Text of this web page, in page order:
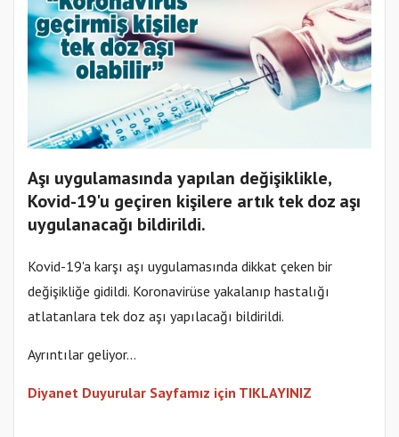
Aşı uygulamasında yapılan değişiklikle,
Kovid-19'u geçiren kişilere artık tek doz aşı
uygulanacağı bildirildi.
Kovid-19'a karşı aşı uygulamasında dikkat çeken bir
değişikliğe gidildi. Koronavirüse yakalanıp hastalığı
atlatanlara tek doz aşı yapılacağı bildirildi.
Ayrıntılar geliyor...
Diyanet Duyurular Sayfamız için TIKLAYINIZ